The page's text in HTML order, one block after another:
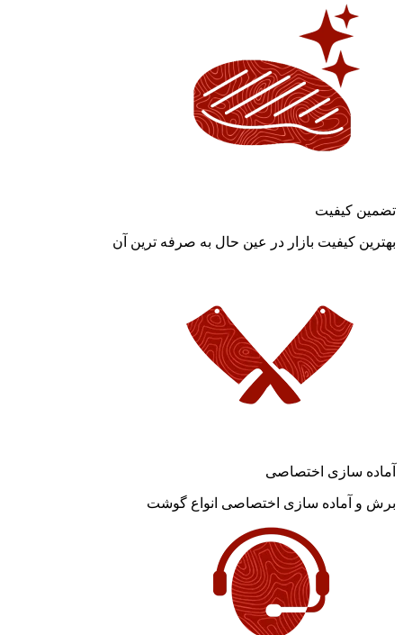
تضمین کیفیت
بهترین کیفیت بازار در عین حال به صرفه ترین آن
آماده سازی اختصاصی
برش و آماده سازی اختصاصی انواع گوشت